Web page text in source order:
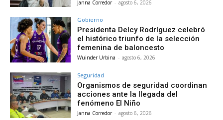
Janna Corredor - agosto 6, 2026
Gobierno
Presidenta Delcy Rodríguez celebró
el histórico triunfo de la selección
femenina de baloncesto
Wuinder Urbina - agosto 6, 2026
Seguridad
Organismos de seguridad coordinan
acciones ante la llegada del
fenómeno El Niño
Janna Corredor - agosto 6, 2026